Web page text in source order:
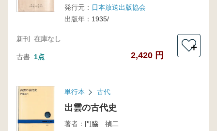
発行元： 日本放送出版協会
出版年： 1935/
新刊 在庫なし
古書 1点 2,420 円
＋
単行本 古代
出雲の古代史
著者： 門脇 禎二